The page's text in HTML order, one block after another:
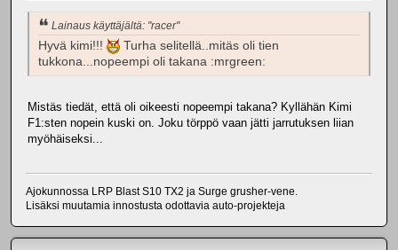
Lainaus käyttäjältä: "racer"
Hyvä kimi!!!
Turha selitellä..mitäs oli tien
tukkona...nopeempi oli takana :mrgreen:
Mistäs tiedät, että oli oikeesti nopeempi takana? Kyllähän Kimi
F1:sten nopein kuski on. Joku törppö vaan jätti jarrutuksen liian
myöhäiseksi...
Ajokunnossa LRP Blast S10 TX2 ja Surge grusher-vene.
Lisäksi muutamia innostusta odottavia auto-projekteja